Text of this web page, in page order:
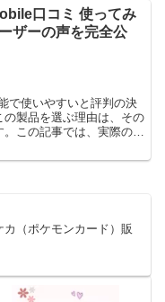
口コミ 使ってみ
ザーの声を完全公
で使いやすいと評判の決
製品を選ぶ理由は、その
この記事では、実際のユ
（ポケモンカード）販